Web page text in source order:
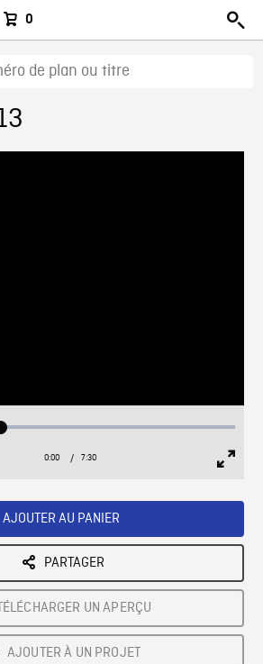
0
Loaded:
Current
0:00 / Duration
7:30
AJOUTER AU PANIER
PARTAGER
UN APERÇU
AJOUTER À UN PROJET